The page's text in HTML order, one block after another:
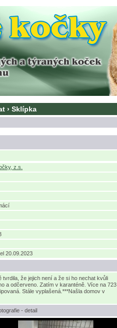
› Sklípka
z.s.
20.09.2023
tvrdila, že jejich není a že si ho nechat kvůli
a odčerveno. Zatím v karanténě. Více na 723
Stále vyplašená.***Našla domov v
- detail